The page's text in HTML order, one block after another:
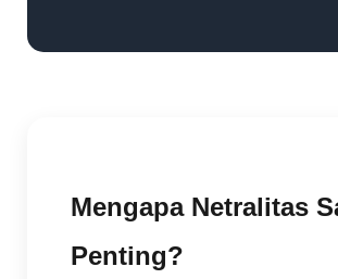
Mengapa Netralitas
Penting?